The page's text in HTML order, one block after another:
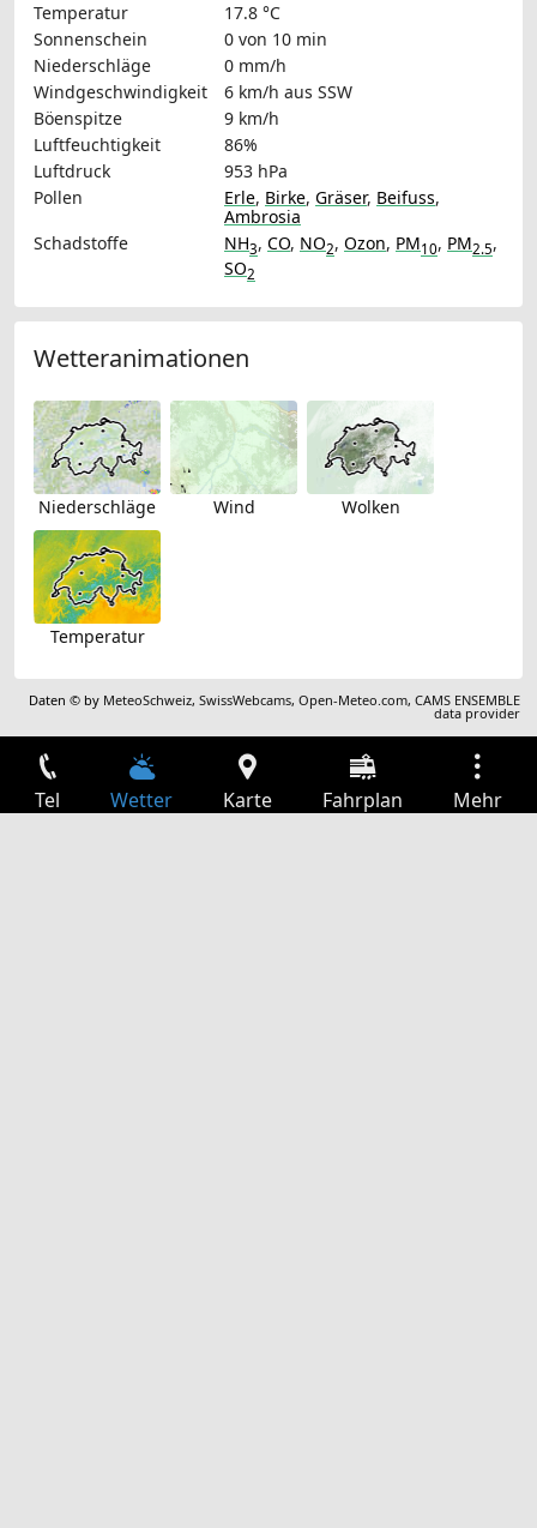
Temperatur
17.8 °C
Sonnenschein
0 von 10 min
Niederschläge
0 mm/h
Windgeschwindigkeit
6 km/h aus SSW
Böenspitze
9 km/h
Luftfeuchtigkeit
86%
Luftdruck
953 hPa
Pollen
Erle, Birke, Gräser, Beifuss,
Ambrosia
Schadstoffe
NH3, CO, NO2, Ozon, PM10, PM2.5,
SO2
Wetteranimationen
Niederschläge Wind Wolken
Temperatur
Daten © by MeteoSchweiz,SwissWebcams,Open-Meteo.com,CAMS ENSEMBLE
data provider
Tel Wetter Karte Fahrplan Mehr